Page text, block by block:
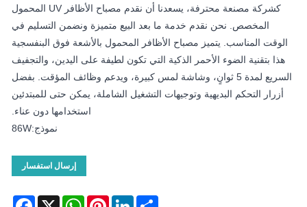
كشركة مصنعة محترفة، يسعدنا أن نقدم مصباح الأظافر UV المحمول
المخصص. نحن نقدم خدمة ما بعد البيع متميزة ونضمن التسليم في
الوقت المناسب. يتميز مصباح الأظافر المحمول بالأشعة فوق البنفسجية
هذا بتقنية الضوء الأحمر الذكية التي تكون لطيفة على اليدين، والتجفيف
السريع لمدة 5 ثوانٍ، وشاشة لمس كبيرة، ويدعم وظائف المؤقت. بفضل
أزرار التحكم البديهية وتوجيهات التشغيل الشاملة، يمكن حتى للمبتدئين
استخدامها دون عناء.
نموذج:86W
إرسال استفسار
X
WhatsAppPinterestLinkedInShare